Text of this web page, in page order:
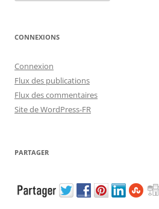
CONNEXIONS
Connexion
Flux des publications
Flux des commentaires
Site de WordPress-FR
PARTAGER